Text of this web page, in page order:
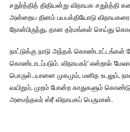
சதுர்த்தித் திதியன்று விநாயக சதுர்த்தி
அன்றைய தினம் பயபக்தியோடு
நோன்பிருந்து, தான தர்மங்கள் செய்து
நாட்டுக்கு நாடு அந்தக் கொண்டாட்டங்கள்
கொண்டாடப்படும். விநாயகர்’ என்றால்
பொருள்..யானை முகமும், மனித உடலும்,
வயிறும், முறம் போன்ற காதுகளும்
அமைந்தவர் ஸ்ரீ விநாயகப் பெருமான்.